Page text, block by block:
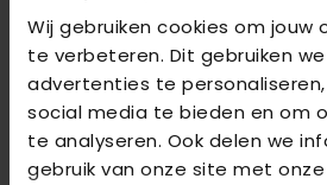
Wij gebruiken cookies om jouw
te verbeteren. Dit gebruiken
advertenties te
social media te bieden en om
te analyseren. Ook delen we
gebruik van onze site met